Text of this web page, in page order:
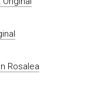
Rosalea